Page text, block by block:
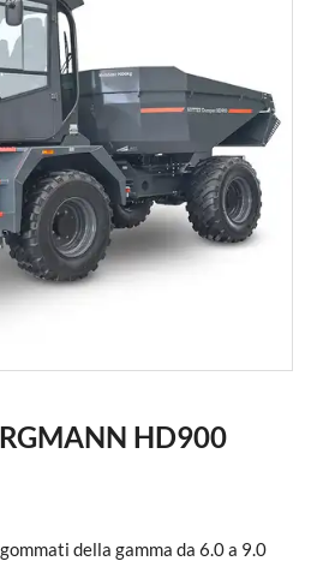
HD900
della gamma da 6.0 a 9.0